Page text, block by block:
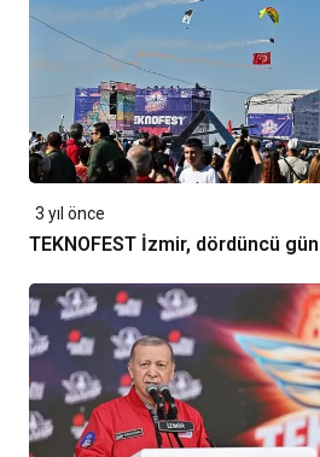
3 yıl önce
TEKNOFEST İzmir, dördüncü